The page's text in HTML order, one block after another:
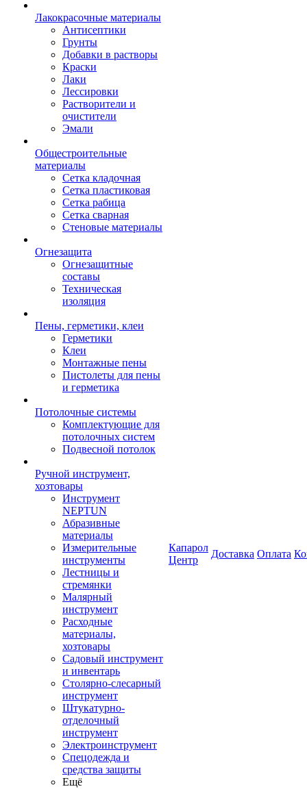
Лакокрасочные материалы
Антисептики
Грунты
Добавки в растворы
Краски
Лаки
Лессировки
Растворители и
очистители
Эмали
Общестроительные
материалы
Сетка кладочная
Сетка пластиковая
Сетка рабица
Сетка сварная
Стеновые материалы
Огнезащита
Огнезащитные
составы
Техническая
изоляция
Пены, герметики, клеи
Герметики
Клеи
Монтажные пены
Пистолеты для пены
и герметика
Потолочные системы
Комплектующие для
потолочных систем
Подвесной потолок
Ручной инструмент,
хозтовары
Инструмент
NEPTUN
Абразивные
материалы
Измерительные
инструменты
Лестницы и
стремянки
Малярный
инструмент
Расходные
материалы,
хозтовары
Садовый инструмент
и инвентарь
Столярно-слесарный
инструмент
Штукатурно-
отделочный
инструмент
Электроинструмент
Спецодежда и
средства защиты
Ещё
Капарол
Центр
Доставка Оплата